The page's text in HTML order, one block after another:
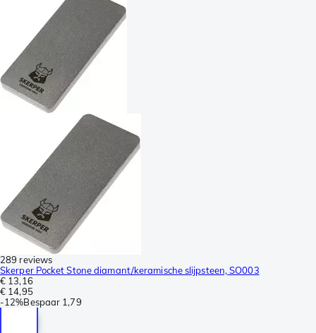
289 reviews
Skerper Pocket Stone diamant/keramische slijpsteen, SO003
€ 13,16
€ 14,95
-12%Bespaar 1,79